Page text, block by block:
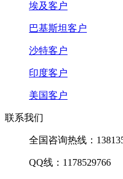
埃及客户
巴基斯坦客户
沙特客户
印度客户
美国客户
联系我们
全国咨询热线：
QQ线：1178529766